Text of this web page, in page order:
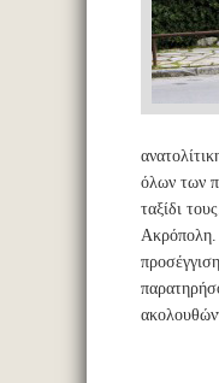
όλων των
ταξίδι
Ακρόπολη.